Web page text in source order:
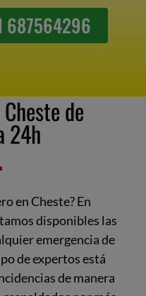
687564296
de
24h
en Cheste? En
disponibles las
emergencia de
de expertos está
de manera